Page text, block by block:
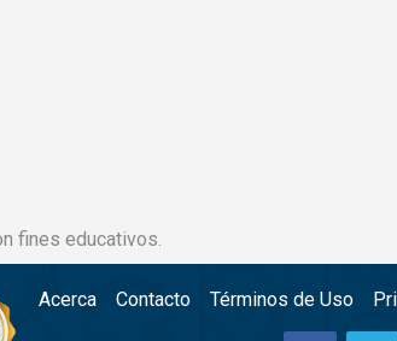
fines educativos.
Acerca Contacto Términos de Uso